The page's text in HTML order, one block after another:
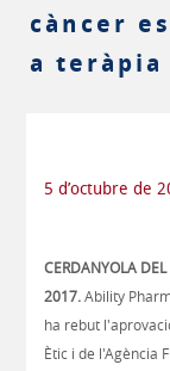
càncer
a teràpia
5 d’octubre de
CERDANYOLA
2017.Ability
ha rebut
Ètic i de l'Agència